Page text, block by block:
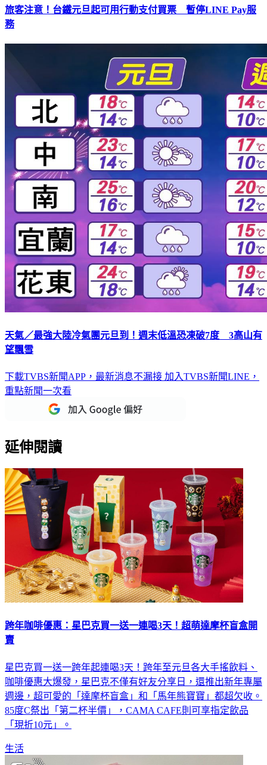
旅客注意！台鐵元旦起可用行動支付買票 暫停LINE Pay服
務
天氣／最強大陸冷氣團元旦到！週末低溫恐凍破7度 3高山有
望飄雪
下載TVBS新聞APP，最新消息不漏接 加入TVBS新聞LINE，
重點新聞一次看
延伸閱讀
跨年咖啡優惠：星巴克買一送一連喝3天！超萌達摩杯盲盒開
賣
星巴克買一送一跨年起連喝3天！跨年至元旦各大手搖飲料、
咖啡優惠大爆發，星巴克不僅有好友分享日，還推出新年專屬
週邊，超可愛的「達摩杯盲盒」和「馬年熊寶寶」都超欠收。
85度C祭出「第二杯半價」，CAMA CAFE則可享指定飲品
「現折10元」。
生活